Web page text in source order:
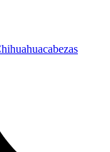
cabezas